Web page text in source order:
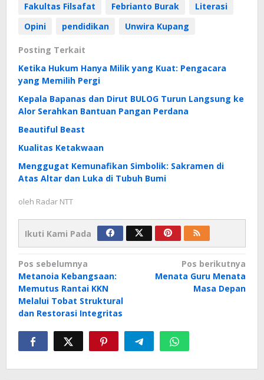
Fakultas Filsafat
Febrianto Burak
Literasi
Opini
pendidikan Unwira Kupang
Posting Terkait
Ketika Hukum Hanya Milik yang Kuat: Pengacara
yang Memilih Pergi
Kepala Bapanas dan Dirut BULOG Turun Langsung ke
Alor Serahkan Bantuan Pangan Perdana
Beautiful Beast
Kualitas Ketakwaan
Menggugat Kemunafikan Simbolik: Sakramen di
Atas Altar dan Luka di Tubuh Bumi
oleh Radar NTT
Ikuti Kami Pada
Navigasi
pos
Pos sebelumnya
Metanoia Kebangsaan:
Memutus Rantai KKN
Melalui Tobat Struktural
dan Restorasi Integritas
Pos berikutnya
Menata Guru Menata
Masa Depan